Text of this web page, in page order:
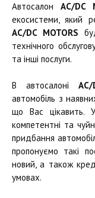
АвтосалонAC/DC
екосистеми, який
AC/DC MOTORS
технічного
та інші послуги.
В автосалоні
автомобіль з
що Вас цікавить.
компетентні та
придбання
пропонуємо такі
новий, а також
умовах.